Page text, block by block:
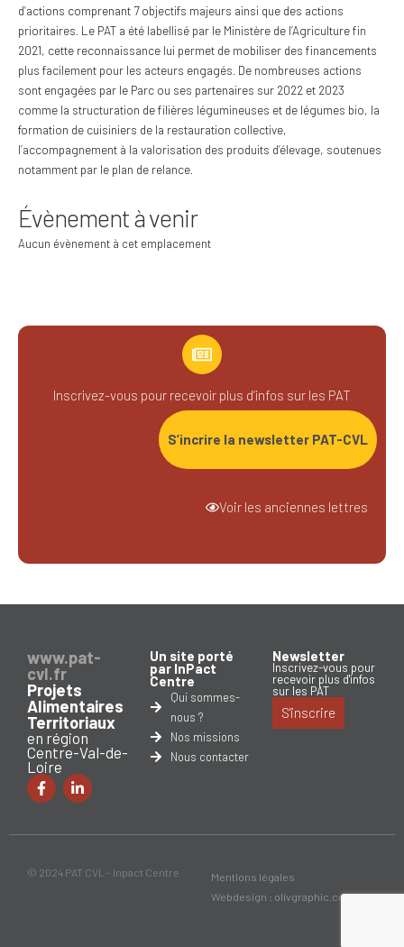
d’actions comprenant 7 objectifs majeurs ainsi que des actions
prioritaires. Le PAT a été labellisé par le Ministère de l’Agriculture fin
2021, cette reconnaissance lui permet de mobiliser des financements
plus facilement pour les acteurs engagés. De nombreuses actions
sont engagées par le Parc ou ses partenaires sur 2022 et 2023
comme la structuration de filières légumineuses et de légumes bio, la
formation de cuisiniers de la restauration collective,
l’accompagnement à la valorisation des produits d’élevage, soutenues
notamment par le plan de relance.
Évènement à venir
Aucun évènement à cet emplacement
Inscrivez-vous pour recevoir plus d’infos sur les PAT
S’incrire la newsletter PAT-CVL
Voir les anciennes lettres
www.pat-
cvl.fr
Projets
Alimentaires
Territoriaux
en région
Centre-Val-de-
Loire
Un site porté
par InPact
Centre
Qui sommes-
nous ?
Nos missions
Nous contacter
Newsletter
Inscrivez-vous pour
recevoir plus d'infos
sur les PAT
S'inscrire
© 2024 PAT CVL - Inpact Centre
Mentions légales
Webdesign : olivgraphic.com